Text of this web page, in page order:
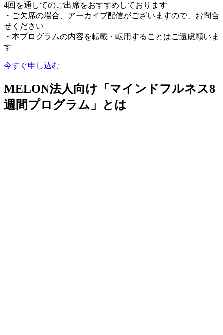
4回を通してのご出席をおすすめしております
・ご欠席の場合、アーカイブ配信がございますので、お問合
せください
・本プログラムの内容を転載・転用することはご遠慮願いま
す
今すぐ申し込む
MELON法人向け「マインドフルネス8
週間プログラム」とは